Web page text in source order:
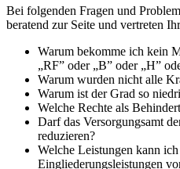
Bei folgenden Fragen und
beratend zur Seite und vertreten
Warum bekomme ich kein
„RF” oder „B” oder „H”
Warum wurden nicht alle
Warum ist der Grad so
Welche Rechte als
Darf das Versorgungsamt
reduzieren?
Welche Leistungen kann
Eingliederungsleistungen